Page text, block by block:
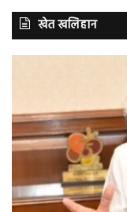
खेत खलिहान